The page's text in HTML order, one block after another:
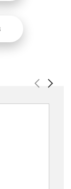
Previous
Next